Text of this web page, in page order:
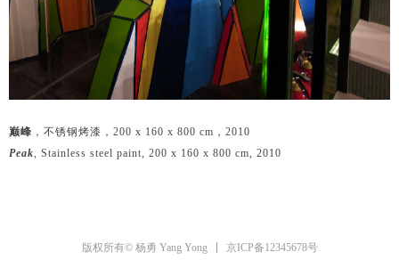
巅峰 ，不锈钢烤漆，200 x 160 x 800 cm，2010
Peak , Stainless steel paint, 200 x 160 x 800 cm, 2010
版权所有© 杨勇 Yang Yong 京ICP备12345678号